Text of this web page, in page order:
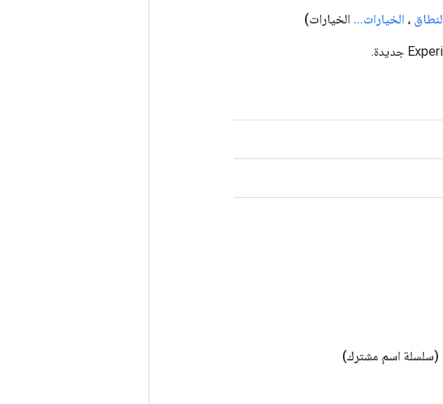
، الخيارات.
.
. الخيارات)
(سلسلة اسم مشترك)